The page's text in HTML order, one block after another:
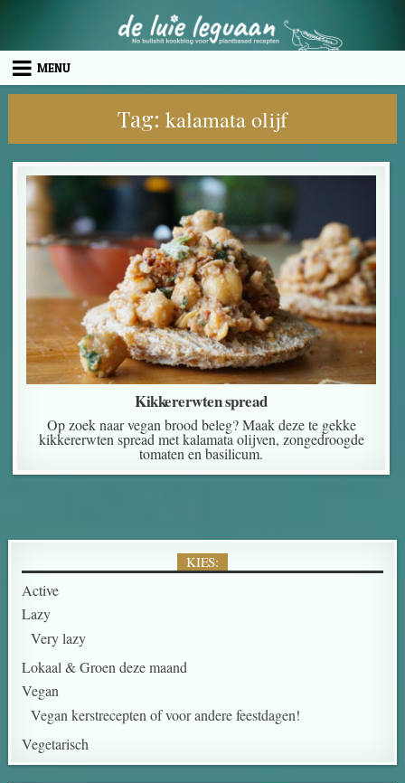
MENU
Tag: kalamata olijf
Kikkererwten spread
Op zoek naar vegan brood beleg? Maak deze te gekke
kikkererwten spread met kalamata olijven, zongedroogde
tomaten en basilicum.
KIES:
Active
Lazy
Very lazy
Lokaal & Groen deze maand
Vegan
Vegan kerstrecepten of voor andere feestdagen!
Vegetarisch